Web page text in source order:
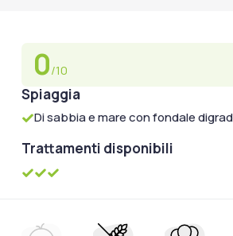
0/10
Spiaggia
Di sabbia e mare con fondale
Trattamenti disponibili